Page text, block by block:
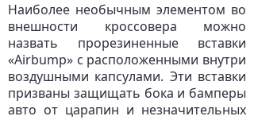
Наиболее необычным элементом во
внешности кроссовера можно
назвать прорезиненные вставки
«Airbump» с расположенными внутри
воздушными капсулами. Эти вставки
призваны защищать бока и бамперы
авто от царапин и незначительных